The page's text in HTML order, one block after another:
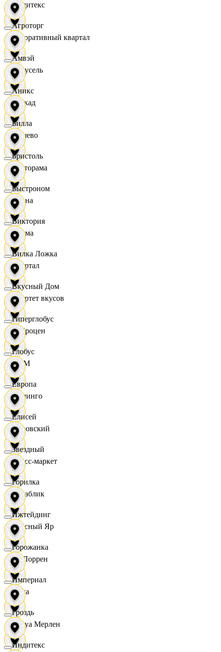
Индитекс
Декоративный квартал
Карусель
Каскад
Дёшево
Касторама
Диана
Дисма
Квартал
Квартет вкусов
Доброцен
ДОМ
Доминго
Кировский
Класс-маркет
Кораблик
Красный Яр
Ла Лоррен
Лама
Леруа Мерлен
Агроторг
Амвэй
Аникс
Билла
Бристоль
Быстроном
Виктория
Вилка Ложка
Вкусный Дом
Гиперглобус
Глобус
Европа
Елисей
Звездный
Горилка
Ижтейдинг
Горожанка
Империал
Гроздь
Индитекс